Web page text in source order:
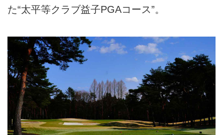
た“太平等クラブ益子PGAコース”。